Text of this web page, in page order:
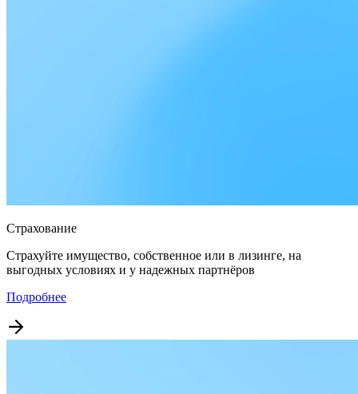
Страхование
Страхуйте имущество, собственное или в лизинге, на
выгодных условиях и у надежных партнёров
Подробнее